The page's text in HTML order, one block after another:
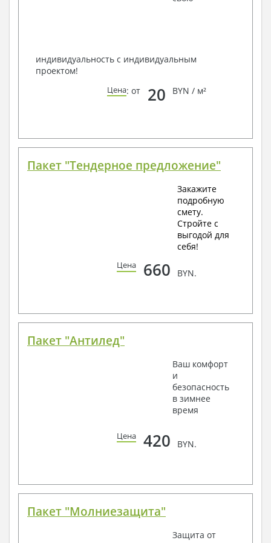
индивидуальность с индивидуальным
проектом!
Цена: от 20 BYN / м²
Пакет "Тендерное предложение"
Закажите
подробную
смету.
Стройте с
выгодой для
себя!
Цена 660 BYN.
Пакет "Антилед"
Ваш комфорт
и
безопасность
в зимнее
время
Цена 420 BYN.
Пакет "Молниезащита"
Защита от